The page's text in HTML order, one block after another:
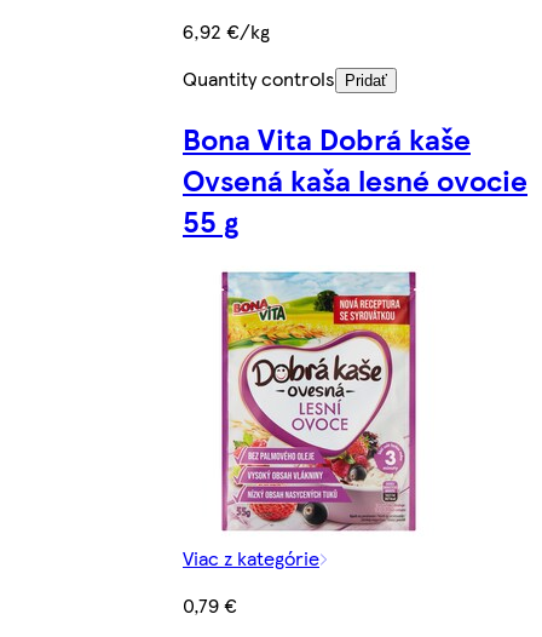
6,92 €/kg
Quantity controls
Pridať
Bona Vita Dobrá kaše
Ovsená kaša lesné ovocie
55 g
Viac z kategórie
0,79 €